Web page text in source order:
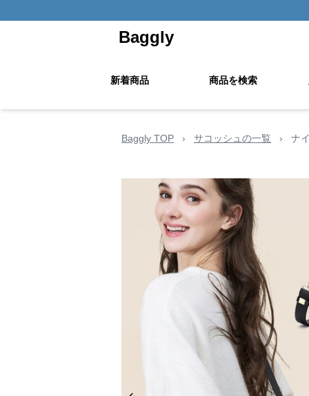
Baggly
新着商品 商品を検索
Baggly TOP › サコッシュの一覧 › ナ